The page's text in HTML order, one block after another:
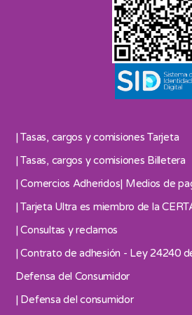
| Tasas, cargos y comisiones Tarjeta
| Tasas, cargos y comisiones Billetera
| Comercios Adheridos| Medios de
| Tarjeta Ultra es miembro de la
| Consultas y reclamos
| Contrato de adhesión - Ley 24240
Defensa del Consumidor
| Defensa del consumidor